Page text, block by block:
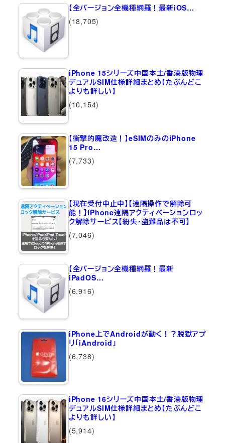
【全バージョン全機種網羅！最新iOS…
(18,705)
iPhone 15シリーズ中国本土/香港版物理
デュアルSIM仕様詳細まとめ【たぶんどこ
よりも詳しい】
(10,154)
【衝撃的魔改造！】eSIMのみのiPhone
15 Pro…
(7,733)
【現在受付中止中】【遠隔操作で解除可
能！】iPhone遠隔アクティベーションロッ
ク解除サービス【紛失・盗難品は不可】
(7,046)
【全バージョン全機種網羅！最新
iPadOS…
(6,916)
iPhone上でAndroidが動く！？脱獄アプ
リ「iAndroid」
(6,738)
iPhone 16シリーズ中国本土/香港版物理
デュアルSIM仕様詳細まとめ【たぶんどこ
よりも詳しい】
(5,914)